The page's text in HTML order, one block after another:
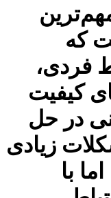
که
فردی،
کیفیت
در حل
زیادی
با